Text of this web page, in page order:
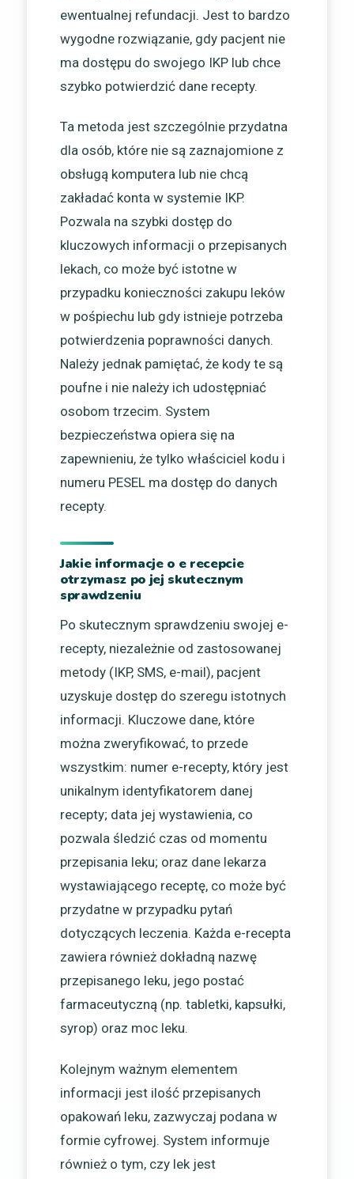
ewentualnej refundacji. Jest to bardzo
wygodne rozwiązanie, gdy pacjent nie
ma dostępu do swojego IKP lub chce
szybko potwierdzić dane recepty.
Ta metoda jest szczególnie przydatna
dla osób, które nie są zaznajomione z
obsługą komputera lub nie chcą
zakładać konta w systemie IKP.
Pozwala na szybki dostęp do
kluczowych informacji o przepisanych
lekach, co może być istotne w
przypadku konieczności zakupu leków
w pośpiechu lub gdy istnieje potrzeba
potwierdzenia poprawności danych.
Należy jednak pamiętać, że kody te są
poufne i nie należy ich udostępniać
osobom trzecim. System
bezpieczeństwa opiera się na
zapewnieniu, że tylko właściciel kodu i
numeru PESEL ma dostęp do danych
recepty.
Jakie informacje o e recepcie
otrzymasz po jej skutecznym
sprawdzeniu
Po skutecznym sprawdzeniu swojej e-
recepty, niezależnie od zastosowanej
metody (IKP, SMS, e-mail), pacjent
uzyskuje dostęp do szeregu istotnych
informacji. Kluczowe dane, które
można zweryfikować, to przede
wszystkim: numer e-recepty, który jest
unikalnym identyfikatorem danej
recepty; data jej wystawienia, co
pozwala śledzić czas od momentu
przepisania leku; oraz dane lekarza
wystawiającego receptę, co może być
przydatne w przypadku pytań
dotyczących leczenia. Każda e-recepta
zawiera również dokładną nazwę
przepisanego leku, jego postać
farmaceutyczną (np. tabletki, kapsułki,
syrop) oraz moc leku.
Kolejnym ważnym elementem
informacji jest ilość przepisanych
opakowań leku, zazwyczaj podana w
formie cyfrowej. System informuje
również o tym, czy lek jest